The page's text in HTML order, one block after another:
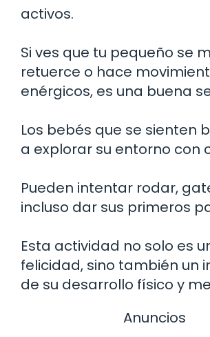
activos.
Si ves que tu pequeño se
retuerce o hace
enérgicos, es una buena
Los bebés que se sienten
a explorar su entorno con
Pueden intentar rodar,
incluso dar sus primeros
Esta actividad no solo es
felicidad, sino también un
de su desarrollo físico y
Anuncios